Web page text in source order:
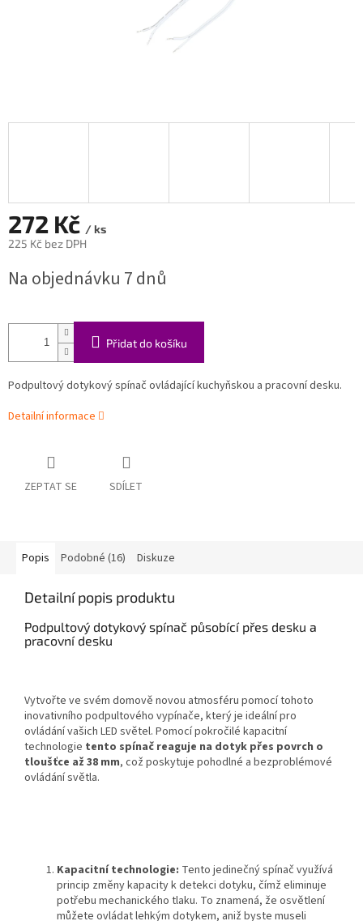
272 Kč / ks
225 Kč bez DPH
cena:
Na objednávku 7 dnů
Přidat do košíku
Podpultový dotykový spínač ovládající kuchyňskou a pracovní desku.
Detailní informace
ZEPTAT SE SDÍLET
Popis Podobné (16) Diskuze
Detailní popis produktu
Podpultový dotykový spínač působící přes desku a
pracovní desku
Vytvořte ve svém domově novou atmosféru pomocí tohoto
inovativního podpultového vypínače, který je ideální pro
ovládání vašich LED světel. Pomocí pokročilé kapacitní
technologie tento spínač reaguje na dotyk přes povrch o
tloušťce až 38 mm, což poskytuje pohodlné a bezproblémové
ovládání světla.
Kapacitní technologie: Tento jedinečný spínač využívá
princip změny kapacity k detekci dotyku, čímž eliminuje
potřebu mechanického tlaku. To znamená, že osvětlení
můžete ovládat lehkým dotykem, aniž byste museli